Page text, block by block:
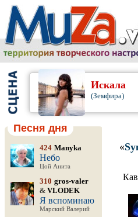
Искала
(Земфира)
Песня дня
424 Manyka
Небо
Цой Анита
310 gros-valer
& VLODEK
Я вспоминаю
Марский Валерий
«